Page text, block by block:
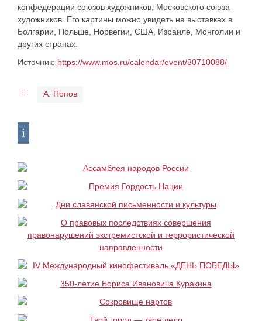
конфедерации союзов художников, Московского союза
художников. Его картины можно увидеть на выставках в
Болгарии, Польше, Норвегии, США, Израиле, Монголии и
других странах.
Источник: https://www.mos.ru/calendar/event/30710088/
А. Попов